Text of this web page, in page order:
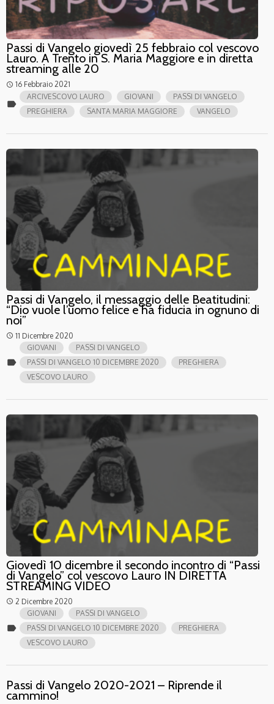
Passi di Vangelo giovedì 25 febbraio col vescovo
Lauro. A Trento in S. Maria Maggiore e in diretta
streaming alle 20
access_time 16 Febbraio 2021
label
ARCIVESCOVO LAURO GIOVANI
PASSI DI VANGELO
PREGHIERA
SANTA MARIA MAGGIORE VANGELO
Passi di Vangelo, il messaggio delle Beatitudini:
“Dio vuole l’uomo felice e ha fiducia in ognuno di
noi”
access_time 11 Dicembre 2020
label
GIOVANI
PASSI DI VANGELO
PASSI DI VANGELO 10 DICEMBRE 2020
PREGHIERA
VESCOVO LAURO
Giovedì 10 dicembre il secondo incontro di “Passi
di Vangelo” col vescovo Lauro IN DIRETTA
STREAMING VIDEO
access_time 2 Dicembre 2020
label
GIOVANI
PASSI DI VANGELO
PASSI DI VANGELO 10 DICEMBRE 2020
PREGHIERA
VESCOVO LAURO
Passi di Vangelo 2020-2021 – Riprende il
cammino!